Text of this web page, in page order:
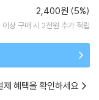
2,400원 (5%)
이상 구매 시 2천원 추가 적립
혜택을 확인하세요